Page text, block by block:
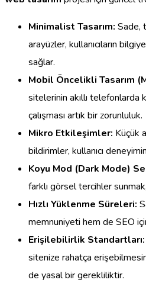
Minimalist Tasarım: Sade,
arayüzler, kullanıcıların
sağlar.
Mobil Öncelikli Tasarım
sitelerinin akıllı telefonlarda
çalışması artık bir zorunluluk.
Mikro Etkileşimler: Küçük
bildirimler, kullanıcı
Koyu Mod (Dark Mode)
farklı görsel tercihler
Hızlı Yüklenme Süreleri:
memnuniyeti hem de SEO
Erişilebilirlik Standartları:
sitenize rahatça
de yasal bir gerekliliktir.